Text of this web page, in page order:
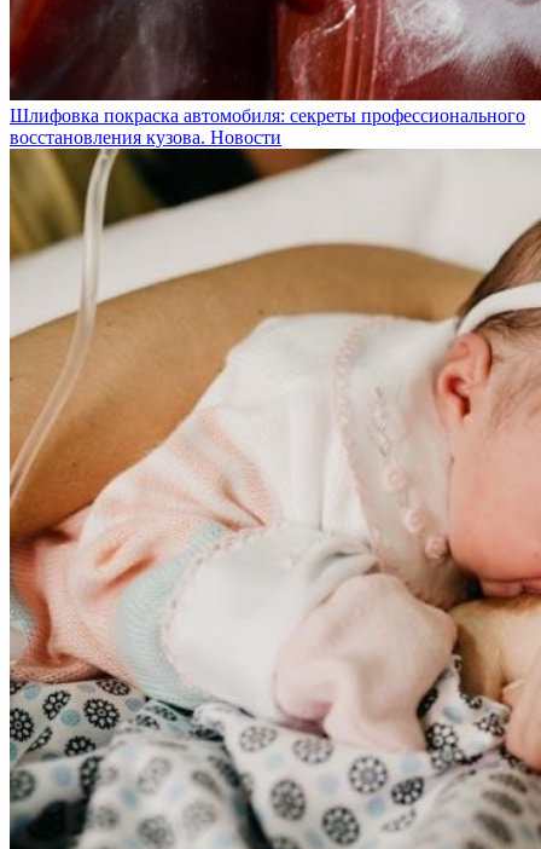
Шлифовка покраска автомобиля: секреты профессионального
восстановления кузова. Новости